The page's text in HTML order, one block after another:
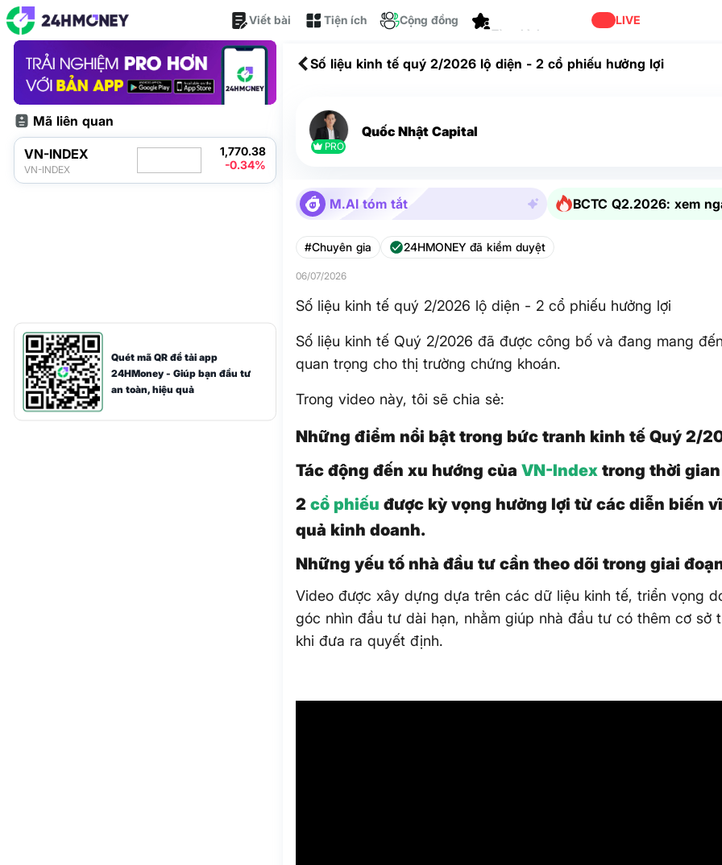
Viết bài Tiện ích Cộng đồng LIVE
Mã liên quan
VN-INDEX
VN-INDEX
1,770.38
-0.34%
Quét mã QR để tải app
24HMoney - Giúp bạn đầu tư
an toàn, hiệu quả
Số liệu kinh tế quý 2/2026 lộ diện - 2 cổ phiếu hưởng lợi
PRO
Quốc Nhật Capital
M.AI tóm tắt BCTC Q2.2026: xem
#Chuyên gia 24HMONEY đã kiểm duyệt
06/07/2026
Số liệu kinh tế quý 2/2026 lộ diện - 2 cổ phiếu hưởng lợi
Số liệu kinh tế Quý 2/2026 đã được công bố và đang mang
quan trọng cho thị trường chứng khoán.
Trong video này, tôi sẽ chia sẻ:
Những điểm nổi bật trong bức tranh kinh tế Quý 2/
Tác động đến xu hướng củaVN-Index trong thời
2cổ phiếu được kỳ vọng hưởng lợi từ các diễn biến
quả kinh doanh.
Những yếu tố nhà đầu tư cần theo dõi trong giai
Video được xây dựng dựa trên các dữ liệu kinh tế, triển vọng
góc nhìn đầu tư dài hạn, nhằm giúp nhà đầu tư có thêm cơ sở
khi đưa ra quyết định.